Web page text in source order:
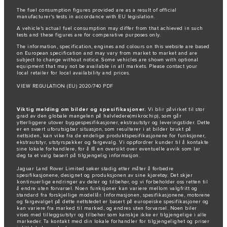
The fuel consumption figures provided are as a result of official
manufacturer's tests in accordance with EU legislation.
A vehicle's actual fuel consumption may differ from that achieved in such
tests and these figures are for comparative purposes only.
The information, specification, engines and colours on this website are based
on European specification and may vary from market to market and are
subject to change without notice. Some vehicles are shown with optional
equipment that may not be available in all markets. Please contact your
local retailer for local availability and prices.
VIEW REGULATION (EU) 2020/740 PDF
Viktig melding om bilder og spesifikasjoner. Vi blir påvirket til stor
grad av den globale mangelen på halvledere(mikrochip), som går
ytterliggere utover byggespesifikasjoner, ekstrautstyr og leveringstider. Dette
er en svært uforutsigbar situasjon, som resulterer i at bilder brukt på
nettsiden, kan vike fra de endelige produktspesifikasjonene for funksjoner,
ekstrautstyr, utstyrspakker og fargevalg. Vi oppfordrer kunder til å kontakte
sine lokale forhandlere, for å få en oversikt over eventuelle avvik som lar
deg ta et valg basert på tilgjengelig informasjon.
Jaguar Land Rover Limited søker stadig etter måter å forbedre
spesifikasjonene, designet og produksjonen av sine kjøretøy. Det skjer
kontinuerlige endringer av deler og tilbehør, og vi forbeholder oss retten til
å endre uten forvarsel. Noen funksjoner kan variere mellom valgfritt og
standard fra forskjellige modellår. Informasjonen, spesifikasjonene, motorene
og fargevalget på dette nettstedet er basert på europeiske spesifikasjoner og
kan variere fra marked til marked, og endres uten forvarsel. Noen biler
vises med tilleggsutstyr og tilbehør som kanskje ikke er tilgjengelige i alle
markeder. Ta kontakt med din lokale forhandler for tilgjengelighet og priser